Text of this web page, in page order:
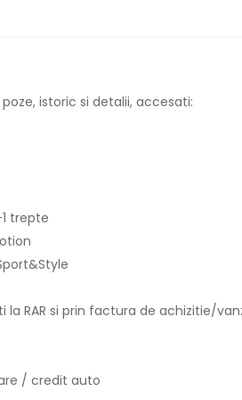
istoric si detalii, accesati:
trepte
la RAR si prin factura de achizitie/
/ credit auto